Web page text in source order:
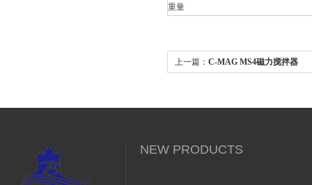
重量
上一篇： C-MAG MS4磁力搅拌器
NEW PRODUCTS